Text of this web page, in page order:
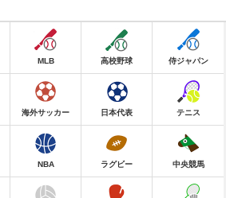
MLB 高校野球 侍ジャパン
海外サッカー 日本代表 テニス
NBA ラグビー 中央競馬